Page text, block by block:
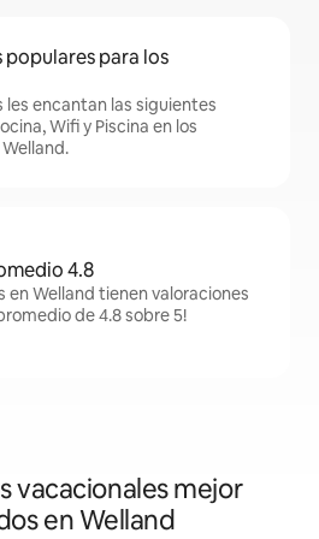
para los
les encantan las siguientes
Wifi y Piscina en los
4.8
en Welland tienen valoraciones
de 4.8 sobre 5!
vacacionales mejor
en Welland